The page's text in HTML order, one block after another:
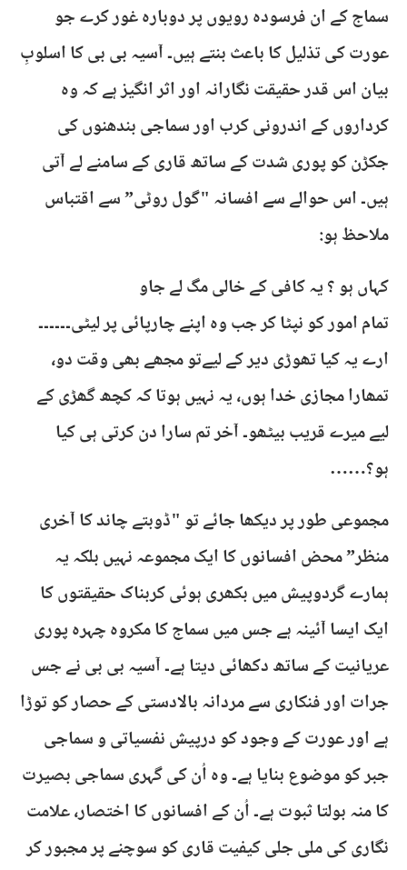
سماج کے ان فرسودہ رویوں پر دوبارہ غور کرے جو
عورت کی تذلیل کا باعث بنتے ہیں۔ آسیہ بی بی کا اسلوبِ
بیان اس قدر حقیقت نگارانہ اور اثر انگیز ہے کہ وہ
کرداروں کے اندرونی کرب اور سماجی بندھنوں کی
جکڑن کو پوری شدت کے ساتھ قاری کے سامنے لے آتی
ہیں۔ اس حوالے سے افسانہ "گول روٹی” سے اقتباس
ملاحظ ہو:
کہاں ہو ؟ یہ کافی کے خالی مگ لے جاو
تمام امور کو نپٹا کر جب وہ اپنے چارپائی پر لیٹی۔۔۔۔۔۔
ارے یہ کیا تھوڑی دیر کے لیےتو مجھے بھی وقت دو،
تمھارا مجازی خدا ہوں، یہ نہیں ہوتا کہ کچھ گھڑی کے
لیے میرے قریب بیٹھو۔ آخر تم سارا دن کرتی ہی کیا
ہو؟……
مجموعی طور پر دیکھا جائے تو "ڈوبتے چاند کا آخری
منظر” محض افسانوں کا ایک مجموعہ نہیں بلکہ یہ
ہمارے گردوپیش میں بکھری ہوئی کربناک حقیقتوں کا
ایک ایسا آئینہ ہے جس میں سماج کا مکروہ چہرہ پوری
عریانیت کے ساتھ دکھائی دیتا ہے۔ آسیہ بی بی نے جس
جرات اور فنکاری سے مردانہ بالادستی کے حصار کو توڑا
ہے اور عورت کے وجود کو درپیش نفسیاتی و سماجی
جبر کو موضوع بنایا ہے۔ وہ اُن کی گہری سماجی بصیرت
کا منہ بولتا ثبوت ہے۔ اُن کے افسانوں کا اختصار، علامت
نگاری کی ملی جلی کیفیت قاری کو سوچنے پر مجبور کر